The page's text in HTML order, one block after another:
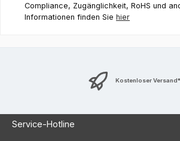
Compliance, Zugänglichkeit, RoHS und
Informationen finden Sie hier
Kostenloser Versand*
Service-Hotline